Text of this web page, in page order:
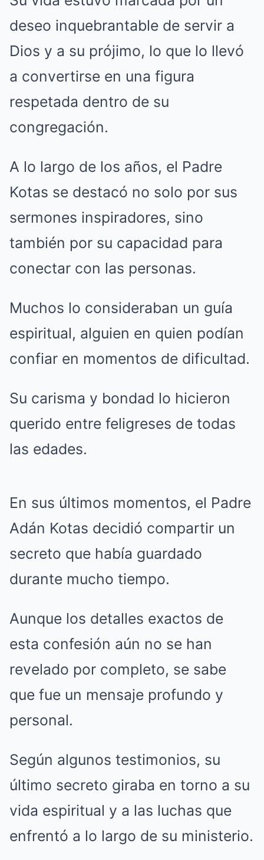
deseo inquebrantable de servir a
Dios y a su prójimo, lo que lo llevó
a convertirse en una figura
respetada dentro de su
congregación.
A lo largo de los años, el Padre
Kotas se destacó no solo por sus
sermones inspiradores, sino
también por su capacidad para
conectar con las personas.
Muchos lo consideraban un guía
espiritual, alguien en quien podían
confiar en momentos de dificultad.
Su carisma y bondad lo hicieron
querido entre feligreses de todas
las edades.
En sus últimos momentos, el Padre
Adán Kotas decidió compartir un
secreto que había guardado
durante mucho tiempo.
Aunque los detalles exactos de
esta confesión aún no se han
revelado por completo, se sabe
que fue un mensaje profundo y
personal.
Según algunos testimonios, su
último secreto giraba en torno a su
vida espiritual y a las luchas que
enfrentó a lo largo de su ministerio.